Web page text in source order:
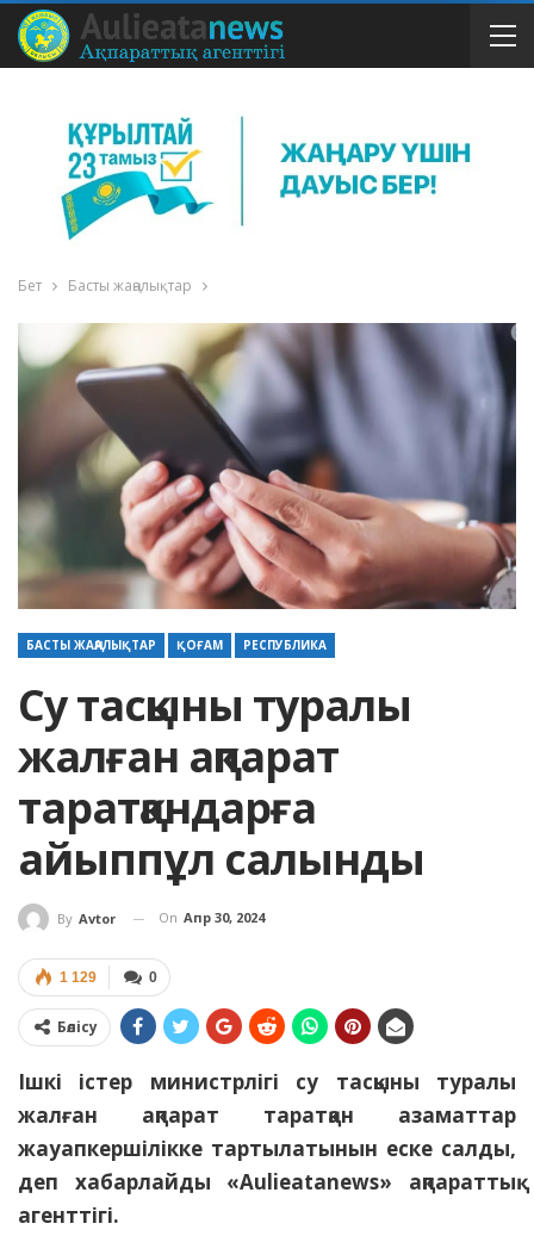
Бет Басты жаңалықтар
БАСТЫ ЖАҢАЛЫҚТАР ҚОҒАМ РЕСПУБЛИКА
Су тасқыны туралы
жалған ақпарат
таратқандарға
айыппұл салынды
By Avtor On Апр 30, 2024
0
1 129
Бөлісу
Ішкі істер министрлігі су тасқыны туралы
жалған ақпарат таратқан азаматтар
жауапкершілікке тартылатынын еске салды,
деп хабарлайды «Aulieatanews» ақпараттық
агенттігі.